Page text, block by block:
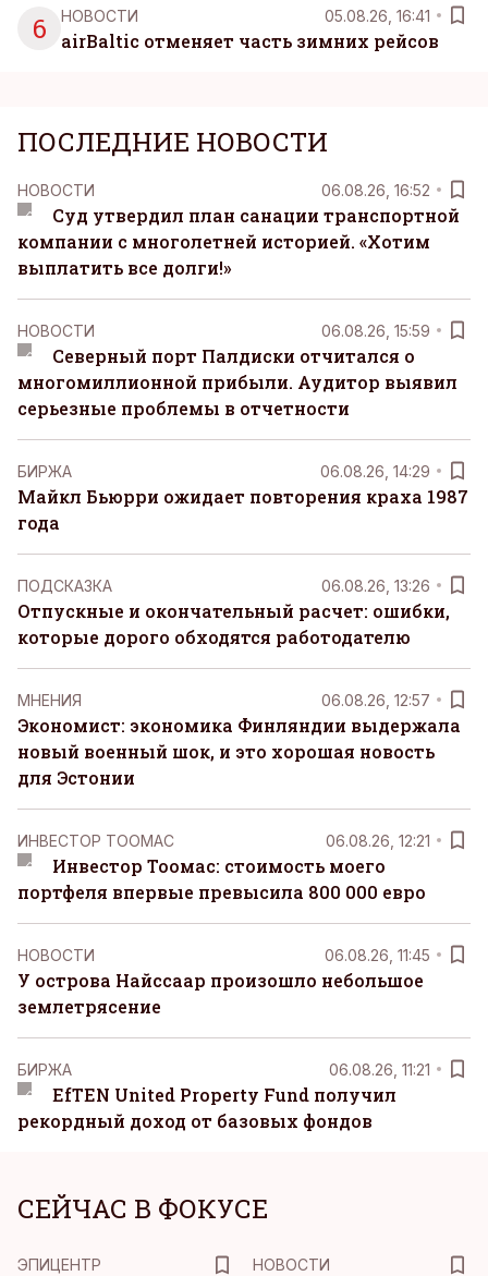
6 НОВОСТИ 05.08.26, 16:41
airBaltic отменяет часть зимних рейсов
ПОСЛЕДНИЕ НОВОСТИ
НОВОСТИ 06.08.26, 16:52
Суд утвердил план санации транспортной
компании с многолетней историей. «Хотим
выплатить все долги!»
НОВОСТИ 06.08.26, 15:59
Северный порт Палдиски отчитался о
многомиллионной прибыли. Аудитор выявил
серьезные проблемы в отчетности
БИРЖА 06.08.26, 14:29
Майкл Бьюрри ожидает повторения краха 1987
года
ПОДСКАЗКА 06.08.26, 13:26
Отпускные и окончательный расчет: ошибки,
которые дорого обходятся работодателю
MНЕНИЯ 06.08.26, 12:57
Экономист: экономика Финляндии выдержала
новый военный шок, и это хорошая новость
для Эстонии
ИНВЕСТОР ТООМАС 06.08.26, 12:21
Инвестор Тоомас: стоимость моего
портфеля впервые превысила 800 000 евро
НОВОСТИ 06.08.26, 11:45
У острова Найссаар произошло небольшое
землетрясение
БИРЖА 06.08.26, 11:21
EfTEN United Property Fund получил
рекордный доход от базовых фондов
СЕЙЧАС В ФОКУСЕ
ЭПИЦЕНТР
НОВОСТИ